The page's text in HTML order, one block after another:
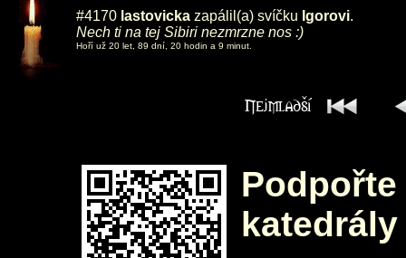
#4170 lastovicka zapálil(a) svíčku Igorovi.
Nech ti na tej Sibiri nezmrzne nos :)
Hoří už 20 let, 89 dní, 20 hodin a 9 minut.
katedrály